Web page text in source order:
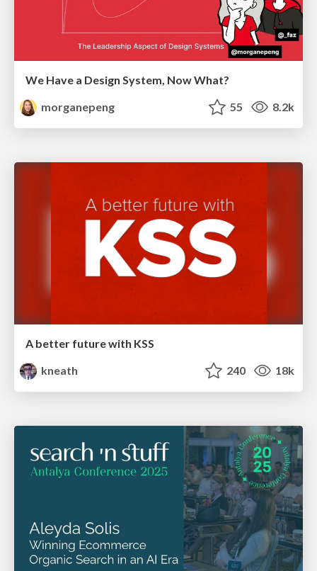
We Have a Design System, Now What?
morganepeng
55 8.2k
A better future with KSS
kneath
240 18k